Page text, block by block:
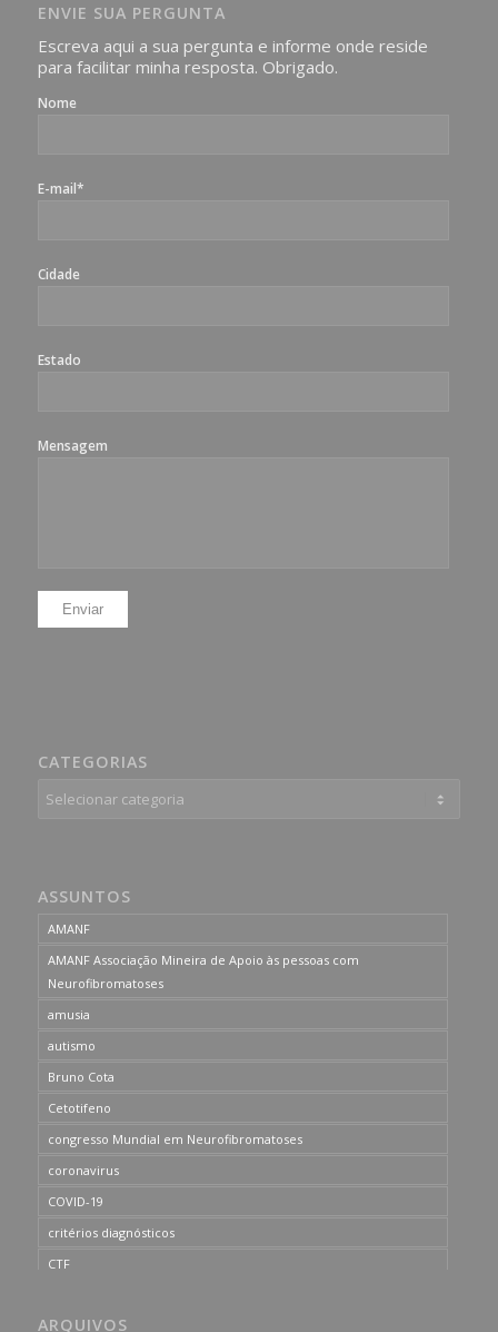
identificação da pessoa fotografada.
ENVIE SUA PERGUNTA
Escreva aqui a sua pergunta e informe onde reside
para facilitar minha resposta. Obrigado.
Nome
E-mail*
Cidade
Estado
Mensagem
CATEGORIAS
Categorias
ASSUNTOS
AMANF
AMANF Associação Mineira de Apoio às pessoas com
Neurofibromatoses
amusia
autismo
Bruno Cota
Cetotifeno
congresso Mundial em Neurofibromatoses
coronavirus
COVID-19
critérios diagnósticos
CTF
desordem do processamento auditivo
ARQUIVOS